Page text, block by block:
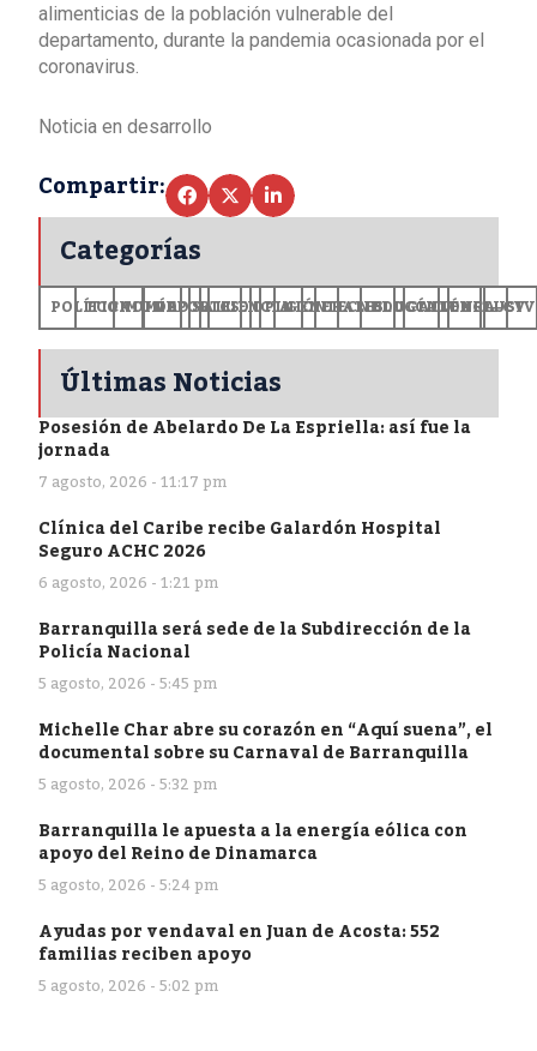
alimenticias de la población vulnerable del
departamento, durante la pandemia ocasionada por el
coronavirus.
Noticia en desarrollo
Compartir:
Categorías
POLÍTICA
ECONOMÍA
MUNDODEPORTES
SALUDCIENCIA
OPINIÓN
GENERALES
TECNOLOGÍA
EDUCACIÓN
CULTURA+CV
Últimas Noticias
Posesión de Abelardo De La Espriella: así fue la
jornada
7 agosto, 2026 - 11:17 pm
Clínica del Caribe recibe Galardón Hospital
Seguro ACHC 2026
6 agosto, 2026 - 1:21 pm
Barranquilla será sede de la Subdirección de la
Policía Nacional
5 agosto, 2026 - 5:45 pm
Michelle Char abre su corazón en “Aquí suena”, el
documental sobre su Carnaval de Barranquilla
5 agosto, 2026 - 5:32 pm
Barranquilla le apuesta a la energía eólica con
apoyo del Reino de Dinamarca
5 agosto, 2026 - 5:24 pm
Ayudas por vendaval en Juan de Acosta: 552
familias reciben apoyo
5 agosto, 2026 - 5:02 pm